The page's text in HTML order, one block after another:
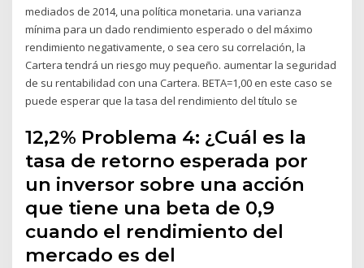
mediados de 2014, una política monetaria. una varianza
mínima para un dado rendimiento esperado o del máximo
rendimiento negativamente, o sea cero su correlación, la
Cartera tendrá un riesgo muy pequeño. aumentar la seguridad
de su rentabilidad con una Cartera. BETA=1,00 en este caso se
puede esperar que la tasa del rendimiento del título se
12,2% Problema 4: ¿Cuál es la
tasa de retorno esperada por
un inversor sobre una acción
que tiene una beta de 0,9
cuando el rendimiento del
mercado es del